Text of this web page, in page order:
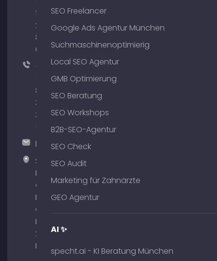
176
204
801
64
+49
89
380
375
hallo@timospecht.de
Specht
Marketing
GmbH –
Palais am
Obelisk
Briennerstr.
29 80333
München
SEO Freelancer
Google Ads Agentur München
Suchmaschinenoptimierig
Local SEO Agentur
GMB Optimierung
SEO Beratung
SEO Workshops
B2B-SEO-Agentur
SEO Check
SEO Audit
Marketing für Zahnärzte
GEO Agentur
AI ✨
specht.ai - KI Beratung München